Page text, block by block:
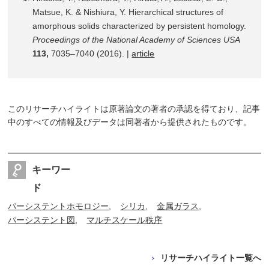
Matsue, K. & Nishiura, Y. Hierarchical structures of
amorphous solids characterized by persistent homology.
Proceedings of the National Academy of Sciences USA
113, 7035–7040 (2016). |article
このリサーチハイライトは原著論文の著者の承認を得ており、記事
中のすべての情報及びデータは同著者から提供されたものです。
キーワー
ド
パーシステントホモロジー シリカ
金属ガラス
パーシステント図
マルチスケール秩序
リサーチハイライト一覧へ